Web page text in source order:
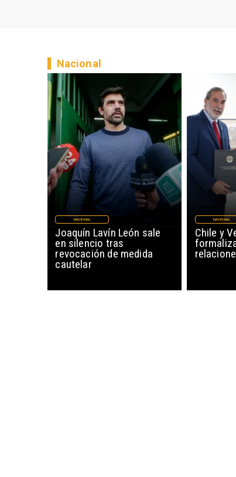
Joaquín Lavín León sale
en silencio tras
revocación de medida
cautelar
NACIONAL
Chile y
NACIONAL
Nacional